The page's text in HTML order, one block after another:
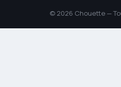
© 2026 Chouette —